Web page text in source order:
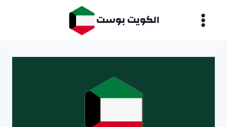
الكويت بوست